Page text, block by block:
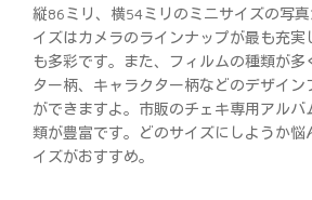
縦86ミリ、横54ミリのミニサイズの写
イズはカメラのラインナップが最も充実
も多彩です。また、フィルムの種類が多
ター柄、キャラクター柄などのデザイン
ができますよ。市販のチェキ専用アルバ
類が豊富です。どのサイズにしようか悩
イズがおすすめ。